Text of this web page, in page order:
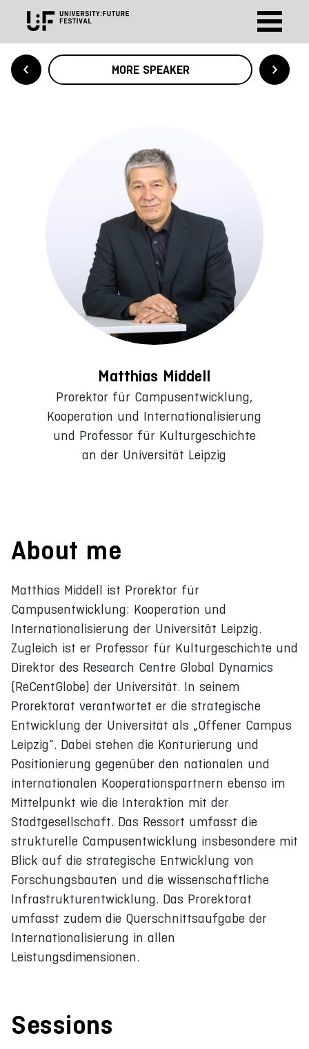
MORE SPEAKER
Matthias Middell
Prorektor für Campusentwicklung,
Kooperation und Internationalisierung
und Professor für Kulturgeschichte
an der Universität Leipzig
About me
Matthias Middell ist Prorektor für
Campusentwicklung: Kooperation und
Internationalisierung der Universität Leipzig.
Zugleich ist er Professor für Kulturgeschichte und
Direktor des Research Centre Global Dynamics
(ReCentGlobe) der Universität. In seinem
Prorektorat verantwortet er die strategische
Entwicklung der Universität als „Offener Campus
Leipzig“. Dabei stehen die Konturierung und
Positionierung gegenüber den nationalen und
internationalen Kooperationspartnern ebenso im
Mittelpunkt wie die Interaktion mit der
Stadtgesellschaft. Das Ressort umfasst die
strukturelle Campusentwicklung insbesondere mit
Blick auf die strategische Entwicklung von
Forschungsbauten und die wissenschaftliche
Infrastrukturentwicklung. Das Prorektorat
umfasst zudem die Querschnittsaufgabe der
Internationalisierung in allen
Leistungsdimensionen.
Sessions